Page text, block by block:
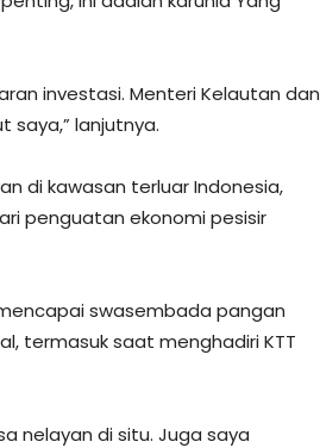
investasi. Menteri Kelautan dan
saya,” lanjutnya.
di kawasan terluar Indonesia,
penguatan ekonomi pesisir
swasembada pangan
termasuk saat menghadiri KTT
nelayan di situ. Juga saya